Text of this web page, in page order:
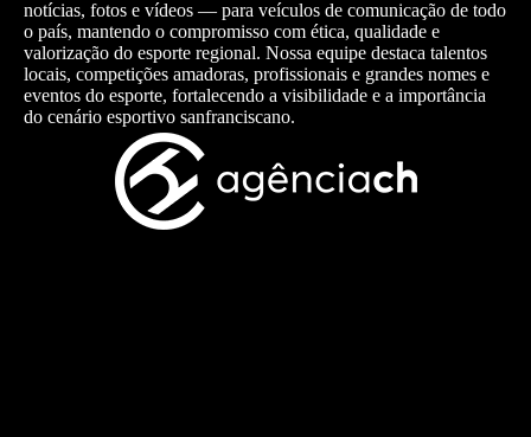
notícias, fotos e vídeos — para veículos de comunicação de todo
o país, mantendo o compromisso com ética, qualidade e
valorização do esporte regional. Nossa equipe destaca talentos
locais, competições amadoras, profissionais e grandes nomes e
eventos do esporte, fortalecendo a visibilidade e a importância
do cenário esportivo sanfranciscano.